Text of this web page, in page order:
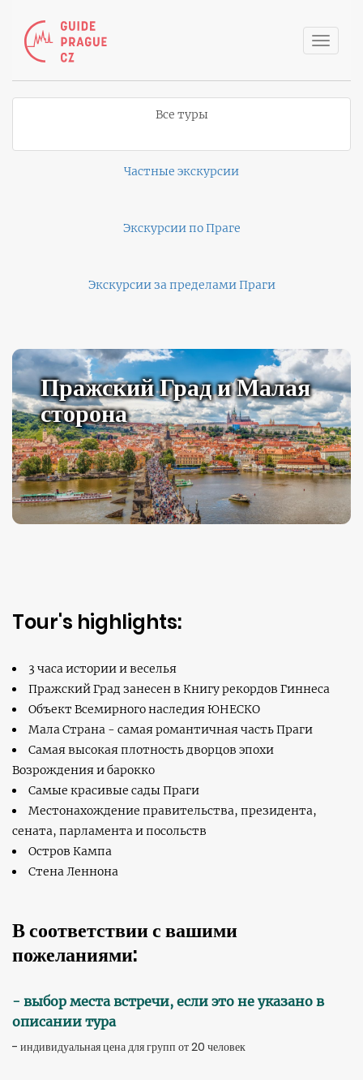
Toggle
Все туры
Частные экскурсии
Экскурсии по Праге
Экскурсии за пределами Праги
Пражский Град и Малая
сторона
Tour's highlights:
3 часа истории и веселья
Пражский Град занесен в Книгу рекордов Гиннеса
Объект Всемирного наследия ЮНЕСКО
Мала Страна - самая романтичная часть Праги
Самая высокая плотность дворцов эпохи
Возрождения и барокко
Самые красивые сады Праги
Местонахождение правительства, президента,
сената, парламента и посольств
Остров Кампа
Стена Леннона
В соответствии с вашими
пожеланиями:
- выбор места встречи, если это не указано в
описании тура
- индивидуальная цена для групп от 20 человек